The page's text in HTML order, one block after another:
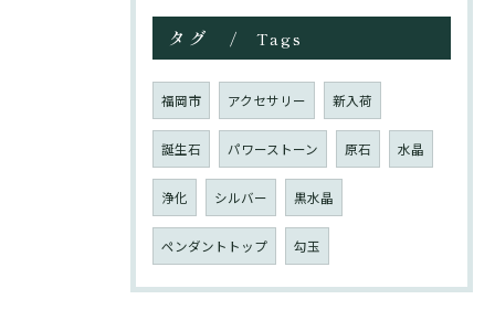
タグ Tags
福岡市 アクセサリー 新入荷
誕生石 パワーストーン 原石 水晶
浄化 シルバー 黒水晶
ペンダントトップ 勾玉